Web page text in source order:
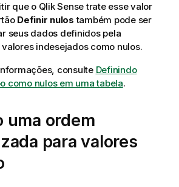
que o Qlik Sensetrate esse valor
Definir nulos também pode ser
seus dados definidos pela
indesejados como nulos.
consulte Definindo
como nulos em uma tabela.
uma ordem
para valores